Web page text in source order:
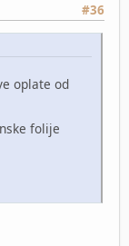
#36
oplate od
folije